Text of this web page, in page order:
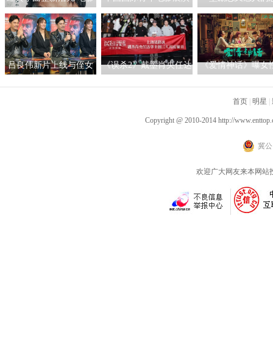
《探清水河：重生》角
色海报暗藏时间迷局
艺人员茶话会:共筑青年
影视未来
课！公益电影《海
少》走进昆明城市
吕良伟新片上线与侄女
《误杀2》戴墨肖央任达
冬
《爱情神话》曝女
同盟
首页 明星
Copyright @ 2010-2014 http://
冀公
欢迎广大网友来本网站